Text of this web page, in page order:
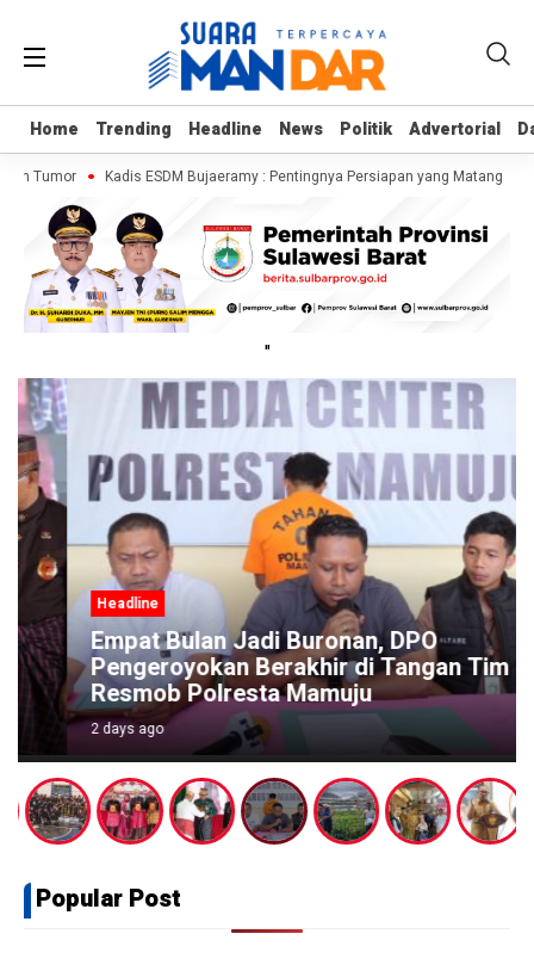
Home Trending Headline News Politik Advertorial
Home Trending Headline News Politik Advertorial
Kadis ESDM Bujaeramy : Pentingnya Persiapan yang Matang dan
"
Headline
Empat Bulan Jadi Buronan, DPO
Pengeroyokan Berakhir di Tangan Tim
Resmob Polresta Mamuju
2 days ago
Popular Post